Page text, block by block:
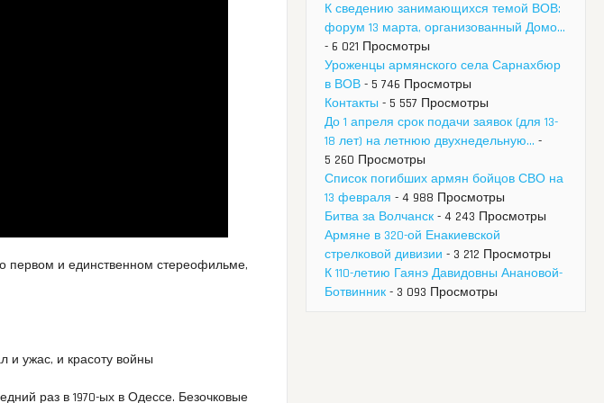
первом и единственном стереофильме,
и ужас, и красоту войны
раз в 1970-ых в Одессе. Безочковые
К сведению занимающихся темой ВОВ:
форум 13 марта, организованный Домо...
- 6 021 Просмотры
Уроженцы армянского села Сарнахбюр
в ВОВ - 5 746 Просмотры
Контакты - 5 557 Просмотры
До 1 апреля срок подачи заявок (для 13-
18 лет) на летнюю двухнедельную... -
5 260 Просмотры
Список погибших армян бойцов СВО на
13 февраля - 4 988 Просмотры
Битва за Волчанск - 4 243 Просмотры
Армяне в 320-ой Енакиевской
стрелковой дивизии - 3 212 Просмотры
К 110-летию Гаянэ Давидовны Анановой-
Ботвинник - 3 093 Просмотры